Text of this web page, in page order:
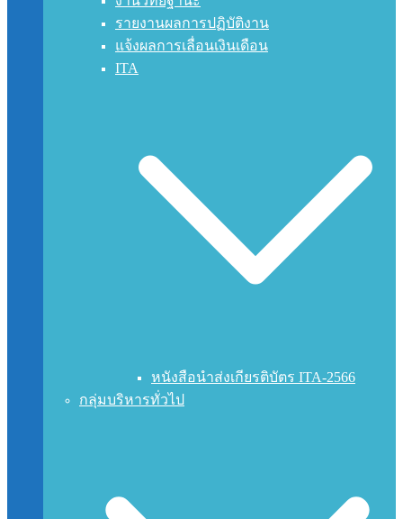
รายงานผลการปฏิบัติงาน
แจ้งผลการเลื่อนเงินเดือน
ITA
หนังสือนำส่งเกียรติบัตร ITA-2566
กลุ่มบริหารทั่วไป